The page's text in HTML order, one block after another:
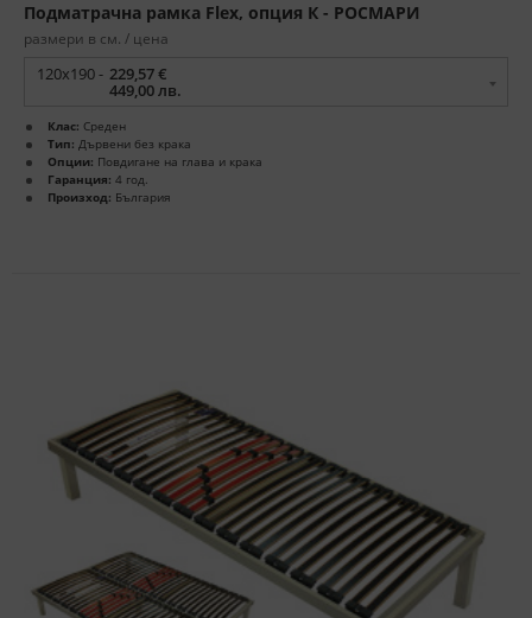
Подматрачна рамка Flex, опция К - РОСМАРИ
размери в см. / цена
120x190 - 229,57 €
449,00 лв.
Клас: Среден
Тип: Дървени без крака
Опции: Повдигане на глава и крака
Гаранция: 4 год.
Произход: България